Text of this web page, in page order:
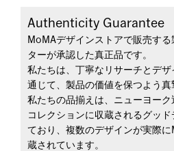
Authenticity Guarantee
MoMAデザインストアで販売す
ターが承認した真正品です。
私たちは、丁寧なリサーチとデ
通じて、製品の価値を保つよう真
私たちの品揃えは、ニューヨー
コレクションに収蔵されるグッ
ており、複数のデザインが実際
蔵されています。